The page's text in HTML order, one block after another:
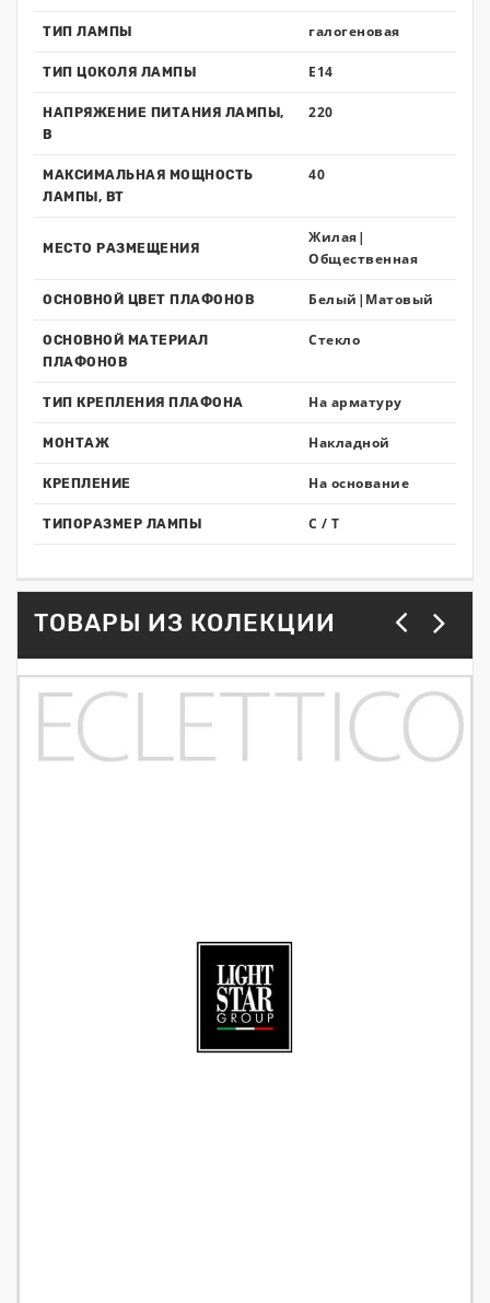
ТИП ЛАМПЫ галогеновая
ТИП ЦОКОЛЯ ЛАМПЫ E14
НАПРЯЖЕНИЕ ПИТАНИЯ ЛАМПЫ,
В
220
МАКСИМАЛЬНАЯ МОЩНОСТЬ
ЛАМПЫ, ВТ
40
МЕСТО РАЗМЕЩЕНИЯ
Жилая|
Общественная
ОСНОВНОЙ ЦВЕТ ПЛАФОНОВ Белый|Матовый
ОСНОВНОЙ МАТЕРИАЛ
ПЛАФОНОВ
Стекло
ТИП КРЕПЛЕНИЯ ПЛАФОНА На арматуру
МОНТАЖ Накладной
КРЕПЛЕНИЕ На основание
ТИПОРАЗМЕР ЛАМПЫ C / T
ТОВАРЫ ИЗ КОЛЕКЦИИ